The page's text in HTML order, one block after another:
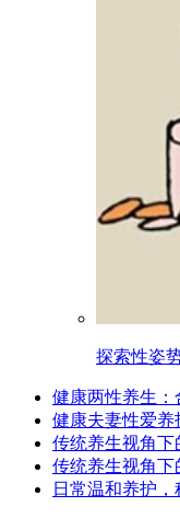
探索性姿
健康两性养生
健康夫妻性爱
传统养生视角
传统养生视角
日常温和养护